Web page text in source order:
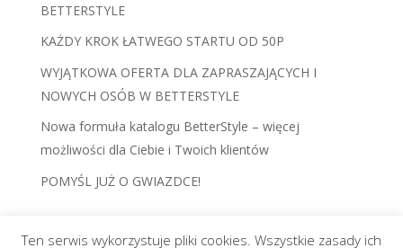
BETTERSTYLE
KAŻDY KROK ŁATWEGO STARTU OD 50P
WYJĄTKOWA OFERTA DLA ZAPRASZAJĄCYCH I
NOWYCH OSÓB W BETTERSTYLE
Nowa formuła katalogu BetterStyle – więcej
możliwości dla Ciebie i Twoich klientów
POMYŚL JUŻ O GWIAZDCE!
Ten serwis wykorzystuje pliki cookies. Wszystkie zasady ich